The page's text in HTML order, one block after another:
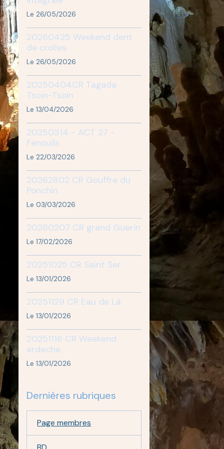
Le 26/05/2026
20260425 Weekend dent
de crolles
Le 26/05/2026
20250404CR Tagada
Tsoin-Tsoin
Le 13/04/2026
20250314 - ACT 27 -
Fenouils
Le 22/03/2026
20262802 CR Gouffre du
Ponchin
Le 03/03/2026
20260207 CR grand Guerin
Le 17/02/2026
20251025 CR Saint Ser
Le 13/01/2026
20251129 CR Eau de Là
Le 13/01/2026
20251116 CR Weekend
ardeche
Le 13/01/2026
Dernières rubriques
Page membres